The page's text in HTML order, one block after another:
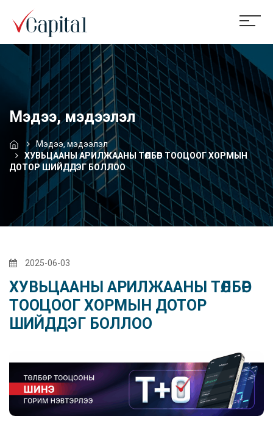
Мэдээ, мэдээлэл
Мэдээ, мэдээлэл
ХУВЬЦААНЫ АРИЛЖААНЫ ТӨЛБӨР ТООЦООГ ХОРМЫН
ДОТОР ШИЙДДЭГ БОЛЛОО
2025-06-03
ХУВЬЦААНЫ АРИЛЖААНЫ ТӨЛБӨР
ТООЦООГ ХОРМЫН ДОТОР
ШИЙДДЭГ БОЛЛОО